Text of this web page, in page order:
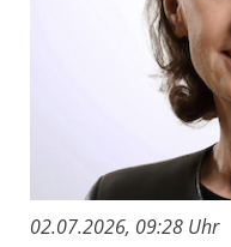
02.07.2026, 09:28 Uhr